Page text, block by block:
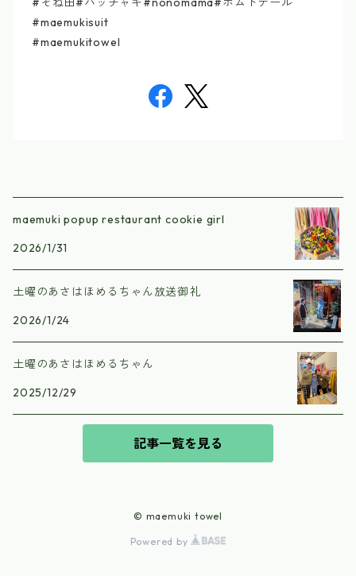
#maemukisuit
#maemukitowel
maemuki popup restaurant cookie girl
2026/1/31
土曜のあさはほめるちゃん放送御礼
2026/1/24
土曜のあさはほめるちゃん
2025/12/29
記事一覧を見る
© maemuki towel
Powered by